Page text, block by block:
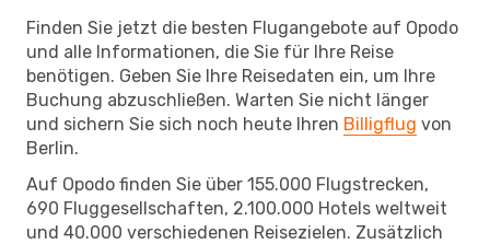
Finden Sie jetzt die besten Flugangebote auf Opodo
und alle Informationen, die Sie für Ihre Reise
benötigen. Geben Sie Ihre Reisedaten ein, um Ihre
Buchung abzuschließen. Warten Sie nicht länger
und sichern Sie sich noch heute Ihren Billigflug von
Berlin.
Auf Opodo finden Sie über 155.000 Flugstrecken,
690 Fluggesellschaften, 2.100.000 Hotels weltweit
und 40.000 verschiedenen Reisezielen. Zusätzlich